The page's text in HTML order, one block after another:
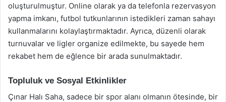
oluşturulmuştur. Online olarak ya da telefonla rezervasyon
yapma imkanı, futbol tutkunlarının istedikleri zaman sahayı
kullanmalarını kolaylaştırmaktadır. Ayrıca, düzenli olarak
turnuvalar ve ligler organize edilmekte, bu sayede hem
rekabet hem de eğlence bir arada sunulmaktadır.
Topluluk ve Sosyal Etkinlikler
Çınar Halı Saha, sadece bir spor alanı olmanın ötesinde, bir